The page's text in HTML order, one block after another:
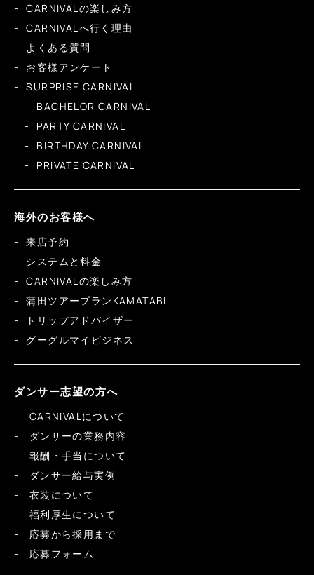
CARNIVALの楽しみ方
CARNIVALへ行く理由
よくある質問
お客様アンケート
SURPRISE CARNIVAL
BACHELOR CARNIVAL
PARTY CARNIVAL
BIRTHDAY CARNIVAL
PRIVATE CARNIVAL
海外のお客様へ
来店予約
システムと料金
CARNIVALの楽しみ方
蒲田ツアープランKAMATABI
トリップアドバイザー
グーグルマイビジネス
ダンサー志望の方へ
CARNIVALについて
ダンサーの業務内容
報酬・手当について
ダンサー給与実例
衣装について
福利厚生について
応募から採用まで
応募フォーム